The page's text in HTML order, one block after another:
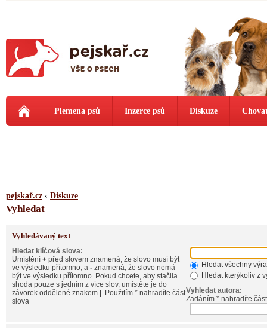
Plemena psů Inzerce psů Diskuze
pejskař.cz ‹ Diskuze
Vyhledat
Vyhledávaný text
Hledat klíčová slova:
Umístění + před slovem znamená, že slovo musí být
ve výsledku přítomno, a - znamená, že slovo nemá
být ve výsledku přítomno. Pokud chcete, aby stačila
shoda pouze s jedním z více slov, umístěte je do
závorek oddělené znakem . Použitím * nahradíte část
slova
Hledat všechny
Hledat kterýkoliv z
Vyhledat autora:
Zadáním * nahradíte